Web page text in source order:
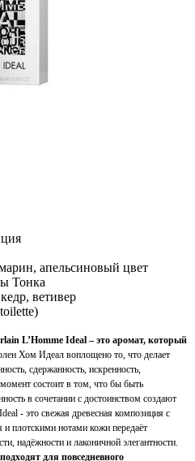
апельсиновый цвет
Тонка
ветивер
L’Homme Ideal – это аромат, который
Хом Идеал воплощено то, что делает
сдержанность, искренность,
состоит в том, что бы быть
в сочетании с достоинством создают
- это свежая древесная композиция с
и плотскими нотами кожи передаёт
надёжности и лаконичной элегантности.
для повседневного